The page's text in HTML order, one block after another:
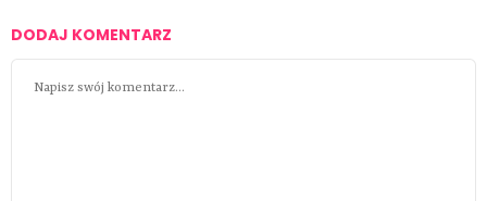
DODAJ KOMENTARZ